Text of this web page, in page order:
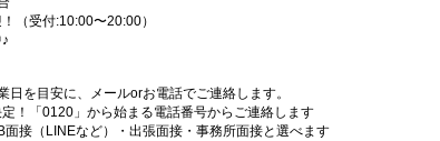
（受付:10:00〜20:00）
を目安に、メールorお電話でご連絡します。
！「0120」から始まる電話番号からご連絡します
接（LINEなど）・出張面接・事務所面接と選べます